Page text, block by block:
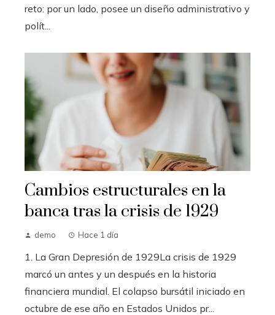
reto: por un lado, posee un diseño administrativo y
polít...
Cambios estructurales en la
banca tras la crisis de 1929
demo Hace 1 día
1. La Gran Depresión de 1929La crisis de 1929
marcó un antes y un después en la historia
financiera mundial. El colapso bursátil iniciado en
octubre de ese año en Estados Unidos pr...